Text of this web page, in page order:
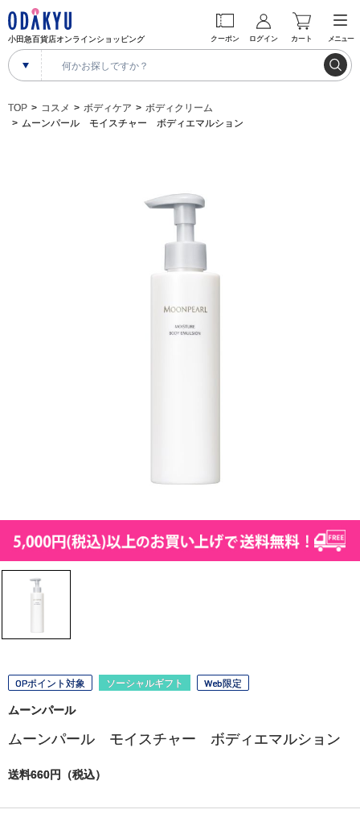
小田急百貨店オンラインショッピング クーポン ログイン カート メニュー
TOP コスメ ボディケア
ボディクリーム
ムーンパール モイスチャー ボディエマルション
OPポイント対象 ソーシャルギフト Web限定
ムーンパール
ムーンパール モイスチャー ボディエマルション
送料660円（税込）